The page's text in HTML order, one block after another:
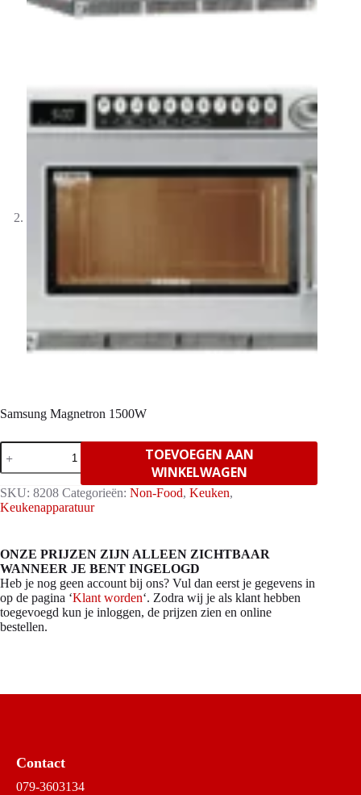
Samsung Magnetron 1500W
Samsung
Magnetron
1500W
aantal
TOEVOEGEN AAN
WINKELWAGEN
SKU: 8208 Categorieën: Non-Food, Keuken,
Keukenapparatuur
ONZE PRIJZEN ZIJN ALLEEN ZICHTBAAR
WANNEER JE BENT INGELOGD
Heb je nog geen account bij ons? Vul dan eerst je gegevens in
op de pagina ‘Klant worden‘. Zodra wij je als klant hebben
toegevoegd kun je inloggen, de prijzen zien en online
bestellen.
Contact
079-3603134